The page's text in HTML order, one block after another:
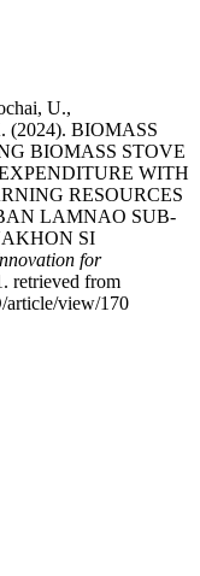
U.,
(2024). BIOMASS
BIOMASS STOVE
WITH
RESOURCES
LAMNAO SUB-
SI
for
retrieved from
article/view/170